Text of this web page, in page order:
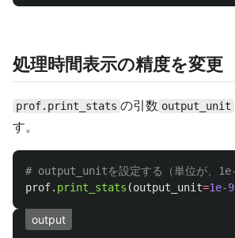
処理時間表示の精度を変更
prof.print_stats の引数 output_unit
す。
prof. print_stats (output_unit=1e-9
output